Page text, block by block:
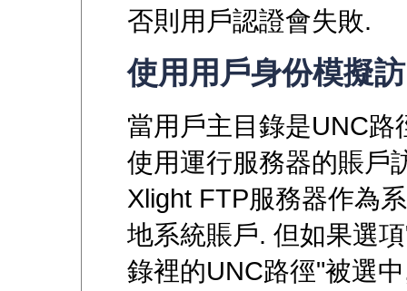
否則用戶認證會失敗.
使用用戶身份模擬
當用戶主目錄是UNC路
使用運行服務器的賬戶
Xlight FTP服務器作為
地系統賬戶. 但如果選
錄裡的UNC路徑"被選